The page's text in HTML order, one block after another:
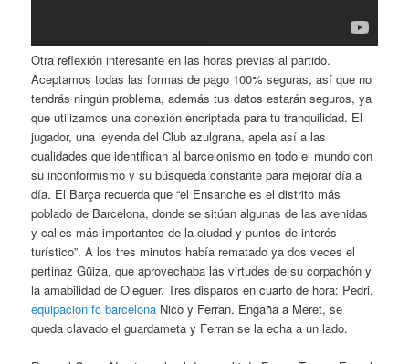
Otra reflexión interesante en las horas previas al partido.
Aceptamos todas las formas de pago 100% seguras, así que no
tendrás ningún problema, además tus datos estarán seguros, ya
que utilizamos una conexión encriptada para tu tranquilidad. El
jugador, una leyenda del Club azulgrana, apela así a las
cualidades que identifican al barcelonismo en todo el mundo con
su inconformismo y su búsqueda constante para mejorar día a
día. El Barça recuerda que “el Ensanche es el distrito más
poblado de Barcelona, donde se sitúan algunas de las avenidas
y calles más importantes de la ciudad y puntos de interés
turístico”. A los tres minutos había rematado ya dos veces el
pertinaz Güiza, que aprovechaba las virtudes de su corpachón y
la amabilidad de Oleguer. Tres disparos en cuarto de hora: Pedri,
equipacion fc barcelona Nico y Ferran. Engaña a Meret, se
queda clavado el guardameta y Ferran se la echa a un lado.